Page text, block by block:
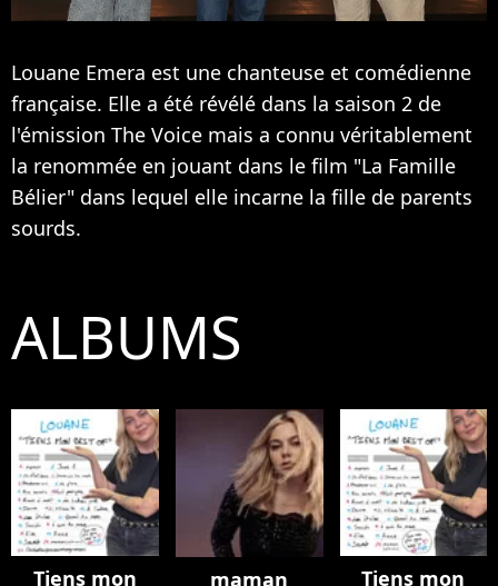
Louane Emera est une chanteuse et comédienne
française. Elle a été révélé dans la saison 2 de
l'émission The Voice mais a connu véritablement
la renommée en jouant dans le film "La Famille
Bélier" dans lequel elle incarne la fille de parents
sourds.
ALBUMS
Tiens mon
maman
Tiens mon